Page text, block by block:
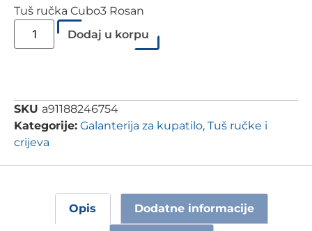
Tuš ručka Cubo3 Rosan
Dodaj u korpu
SKU a91188246754
Kategorije: Galanterija za kupatilo, Tuš ručke i
crijeva
Opis Dodatne informacije